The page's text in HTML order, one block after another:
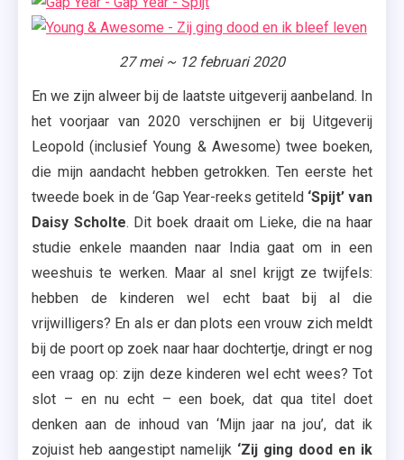
27 mei ~ 12 februari 2020
En we zijn alweer bij de laatste uitgeverij aanbeland. In
het voorjaar van 2020 verschijnen er bij Uitgeverij
Leopold (inclusief Young & Awesome) twee boeken,
die mijn aandacht hebben getrokken. Ten eerste het
tweede boek in de ‘Gap Year-reeks getiteld ‘Spijt’ van
Daisy Scholte. Dit boek draait om Lieke, die na haar
studie enkele maanden naar India gaat om in een
weeshuis te werken. Maar al snel krijgt ze twijfels:
hebben de kinderen wel echt baat bij al die
vrijwilligers? En als er dan plots een vrouw zich meldt
bij de poort op zoek naar haar dochtertje, dringt er nog
een vraag op: zijn deze kinderen wel echt wees? Tot
slot – en nu echt – een boek, dat qua titel doet
denken aan de inhoud van ‘Mijn jaar na jou’, dat ik
zojuist heb aangestipt namelijk ‘Zij ging dood en ik